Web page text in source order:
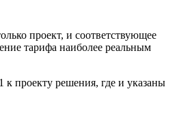
проект, и соответствующее
тарифа наиболее реальным
проекту решения, где и указаны